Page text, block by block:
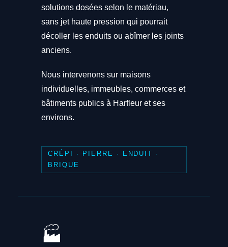
solutions dosées selon le matériau,
sans jet haute pression qui pourrait
décoller les enduits ou abîmer les joints
anciens.
Nous intervenons sur maisons
individuelles, immeubles, commerces et
bâtiments publics à Harfleur et ses
environs.
CRÉPI · PIERRE · ENDUIT ·
BRIQUE
🏭